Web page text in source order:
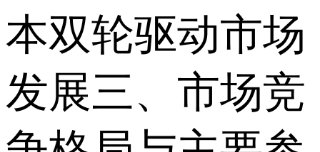
本双轮驱动市场
发展 三、市场竞